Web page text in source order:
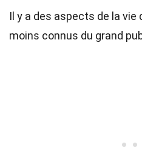
Il y a des aspects de la vie
moins connus du grand